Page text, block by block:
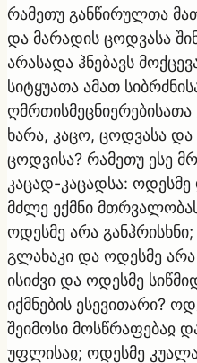
რამეთუ განწირულთა
და მარადის ცოდვასა
არასადა ჰნებავს
სიტყუათა ამათ
ხარა, კაცო, ცოდვასა
ცოდვისა? რამეთუ ესე
კაცად-კაცადსა:
მძლე ექმნი
ოდესმე არა
გლახაკი და ოდესმე არა
ისიძვი და ოდესმე
იქმნების ესევითარი?
შეიმოსი მოსწრაფებაჲ
უფლისაჲ; ოდესმე